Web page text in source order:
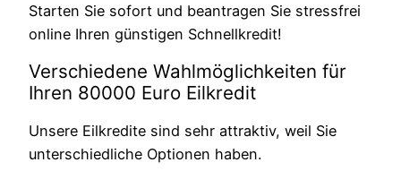
Starten Sie sofort und beantragen Sie stressfrei
online Ihren günstigen Schnellkredit!
Verschiedene Wahlmöglichkeiten für
Ihren 80000 Euro Eilkredit
Unsere Eilkredite sind sehr attraktiv, weil Sie
unterschiedliche Optionen haben.